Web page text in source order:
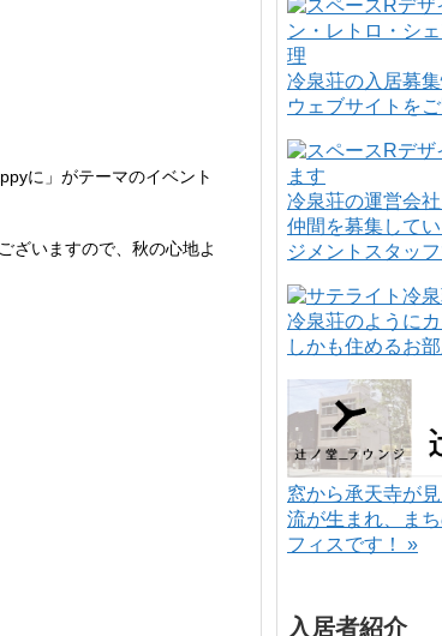
に」がテーマのイベント
ざいますので、秋の心地よ
冷泉荘の入居募
ウェブサイトを
冷泉荘の運営会
仲間を募集して
ジメントスタッ
冷泉荘のように
しかも住めるお
窓から承天寺が
流が生まれ、ま
フィスです！ »
入居者紹介